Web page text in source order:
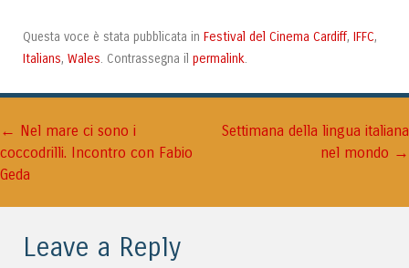
Questa voce è stata pubblicata in Festival del Cinema Cardiff, IFFC,
Italians, Wales. Contrassegna il permalink.
Navigazione articolo
← Nel mare ci sono i
coccodrilli. Incontro con Fabio
Geda
Settimana della lingua italiana
nel mondo →
Leave a Reply